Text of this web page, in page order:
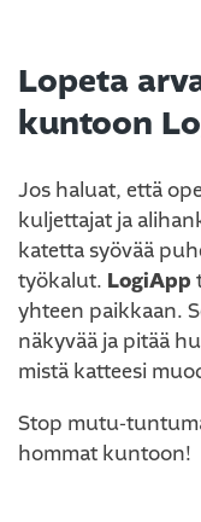
Lopeta
kuntoon
Jos haluat, että
kuljettajat ja
katetta syövää
työkalut. LogiApp
yhteen paikkaan.
näkyvää ja pitää
mistä katteesi
Stop mutu-
hommat kuntoon!